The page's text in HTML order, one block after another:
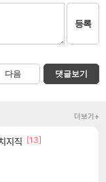
등록
다음 댓글보기
더보기+
지직 [13]